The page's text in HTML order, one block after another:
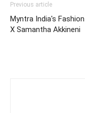
Previous article
Myntra India's
X Samantha Akkineni